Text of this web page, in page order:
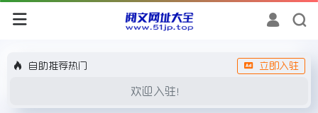
自助推荐热门 立即入驻
欢迎入驻！